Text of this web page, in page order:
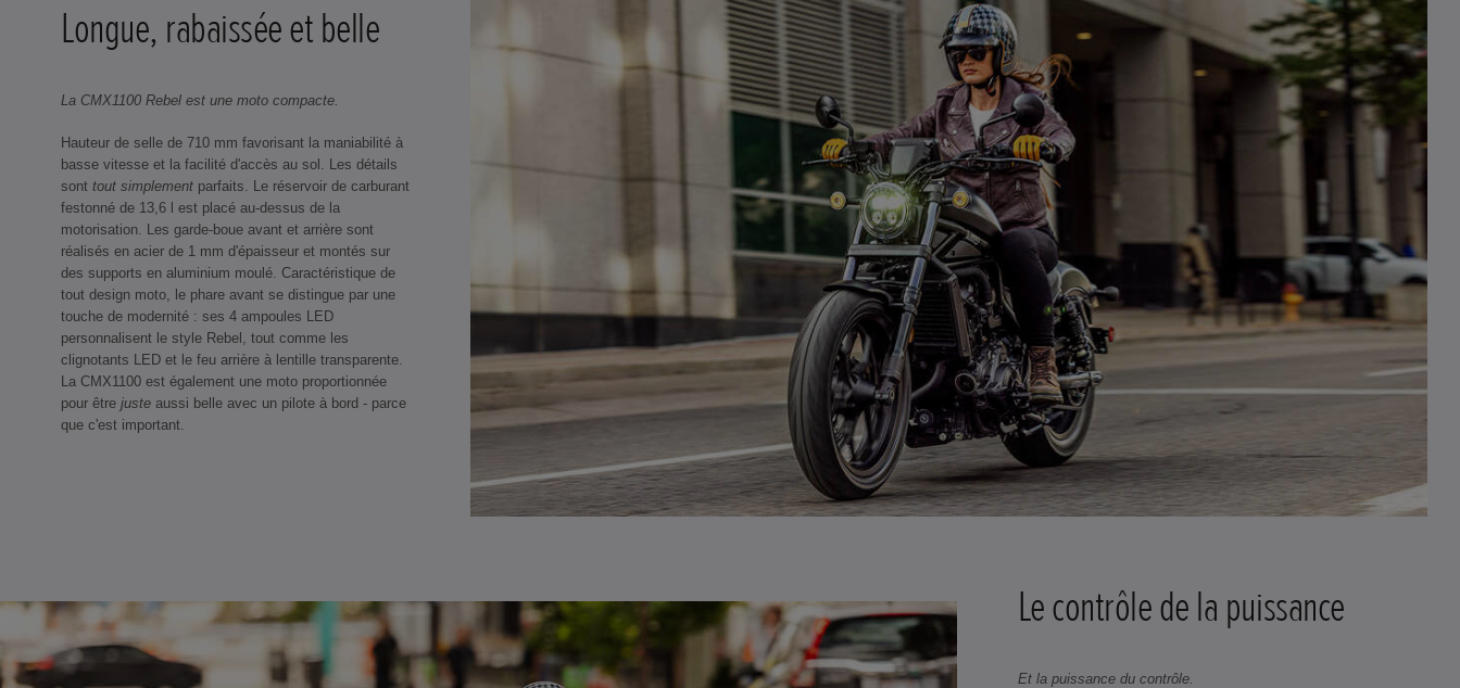
Longue, rabaissée et belle
La CMX1100 Rebel est une moto compacte.
Hauteur de selle de 710 mm favorisant la maniabilité à
basse vitesse et la facilité d'accès au sol. Les détails
sont tout simplement parfaits. Le réservoir de carburant
festonné de 13,6 l est placé au-dessus de la
motorisation. Les garde-boue avant et arrière sont
réalisés en acier de 1 mm d'épaisseur et montés sur
des supports en aluminium moulé. Caractéristique de
tout design moto, le phare avant se distingue par une
touche de modernité : ses 4 ampoules LED
personnalisent le style Rebel, tout comme les
clignotants LED et le feu arrière à lentille transparente.
La CMX1100 est également une moto proportionnée
pour être juste aussi belle avec un pilote à bord - parce
que c'est important.
Le contrôle de la puissance
Et la puissance du contrôle.